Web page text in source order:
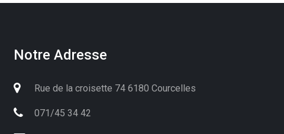
Notre Adresse
Rue de la croisette 74 6180 Courcelles
071/45 34 42